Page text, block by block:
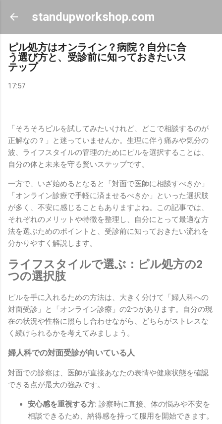
スキップしてメイン コンテンツに移動
standupworkshop.com
ピル処方はオンライン？病院？自分に合
う選び方と、受診前に知っておきたいス
テップ
17:57
「そろそろピルを試してみたいけれど、どこで相談するのが
正解なの？」と迷っていませんか。生理に伴う痛みや気分の
波、ライフスタイルの管理のためにピルを選択することは、
自分の体と未来を守る賢いステップです。
一方で、いざ始めるとなると「対面で医師に相談すべきか」
「オンライン診療で手軽に済ませるべきか」といった選択肢
が多く、不安に感じることもありますよね。この記事では、
それぞれのメリットや特徴を整理し、自分にとって最適な方
法を選ぶためのポイントと、受診前に知っておきたい流れを
分かりやすく解説します。
ライフスタイルで選ぶ：ピル処方の2
つの選択肢
ピルを手に入れるための方法は、大きく分けて「婦人科への
対面受診」と「オンライン診療」の2つがあります。自分の現
在の状況や性格に照らし合わせながら、どちらがストレスな
く続けられるかを考えてみましょう。
婦人科での対面受診が向いている人
対面での診察は、医師が直接あなたの表情や健康状態を確認
できる点が最大の強みです。
安心感を重視する方: 診察時に直接、体の悩みや不安を
相談できるため、納得感を持って服用を開始できます。